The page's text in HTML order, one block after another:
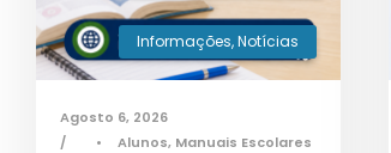
Informações,Notícias
Agosto 6, 2026
•
Alunos, Manuais Escolares